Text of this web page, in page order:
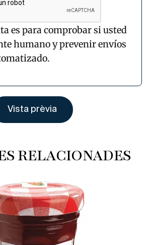
es para comprobar si usted
humano y prevenir envíos
RELACIONADES